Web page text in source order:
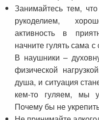
Занимайтесь тем,
рукоделием,
активность в
начните гулять сама
В наушники –
физической
душа, и ситуация
кем-то гуляем, мы
Почему бы не